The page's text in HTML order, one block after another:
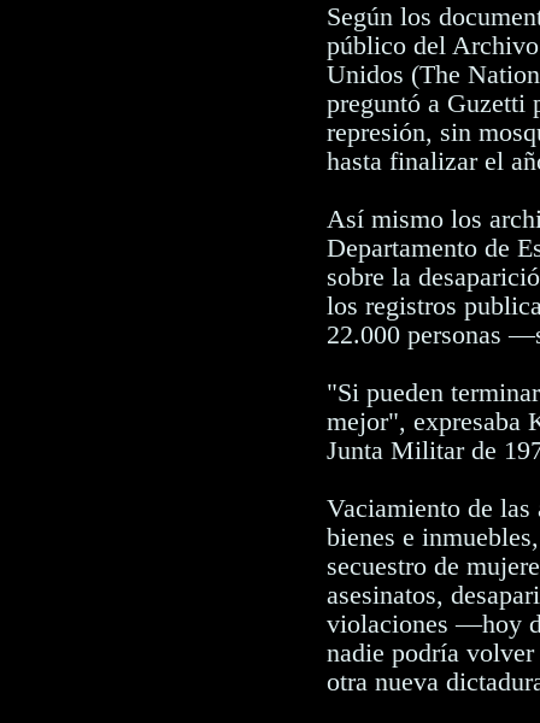
Según los
público del
Unidos (The
preguntó a Guzetti
represión, sin
hasta finalizar el
Así mismo los
Departamento de
sobre la
los registros
22.000 personas
"Si pueden
mejor", expresaba
Junta Militar de
Vaciamiento de
bienes e
secuestro de
asesinatos,
violaciones —hoy
nadie podría
otra nueva